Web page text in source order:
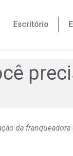
Escritório
da